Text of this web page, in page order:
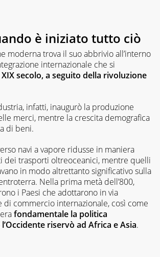
è iniziato tutto ciò
moderna trova il suo abbrivio all’interno
internazionale che si
XIX secolo, a seguito della rivoluzione
infatti, inaugurò la produzione
merci, mentre la crescita demografica
di beni.
navi a vapore ridusse in maniera
dei trasporti oltreoceanici, mentre quelli
in modo altrettanto significativo sulla
Nella prima metà dell’800,
i Paesi che adottarono in via
di commercio internazionale, così come
fondamentale la politica
riservò ad Africa e Asia.